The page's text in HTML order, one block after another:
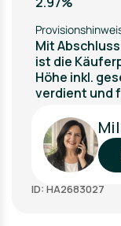
Mit
ist die
Höhe inkl.
verdient und
ID: HA2683027